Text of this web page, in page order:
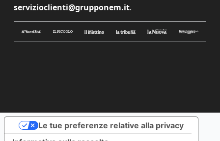
servizioclienti@grupponem.it.
Le tue preferenze relative alla privacy